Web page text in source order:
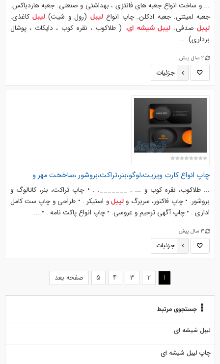
... و ساخت انواع جعبه های فانتزی ، بهداشتی و صنعتی. جعبه هاردباکس.
جعبه لمینتی. جعبه ادکلن. چاپ انواعلیبل (رول و شیت) لیبلکاغذی.
لیبلصدفی. لیبل شیشه ای. ( طلاکوب ، نقره کوب ، دایکات ، پوشال
برداری). ...
2 سال پیش
جزئیات
چاپ انواع کارت ویزیت،لوگو،بنر،تراکت،بروشور ،ساخخت مهر و
... طلاکوب، نقره کوب و ... . _______. . • چاپ تراکت، بنر، کاتالوگ و
بروشور. • چاپ فاکتور، سربرگ و لیبلو استیکر . • طراحی و چاپ ست کامل
اداری . • چاپ آگهی ترحیم و عروسی. • چاپ انواع پاکت نامه . • ...
3 سال پیش
جزئیات
1
(current)
2
3
4
5 صفحه بعد
جستجوی مرتبط
لیبل شیشه ای
چاپ لیبل شیشه ای